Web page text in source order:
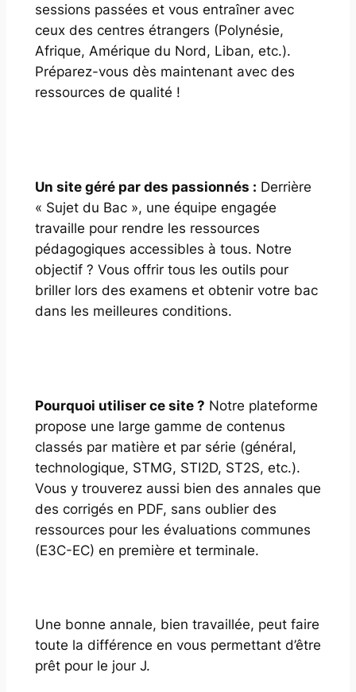
sessions passées et vous entraîner avec
ceux des centres étrangers (Polynésie,
Afrique, Amérique du Nord, Liban, etc.).
Préparez-vous dès maintenant avec des
ressources de qualité !
Un site géré par des passionnés : Derrière
« Sujet du Bac », une équipe engagée
travaille pour rendre les ressources
pédagogiques accessibles à tous. Notre
objectif ? Vous offrir tous les outils pour
briller lors des examens et obtenir votre bac
dans les meilleures conditions.
Pourquoi utiliser ce site ? Notre plateforme
propose une large gamme de contenus
classés par matière et par série (général,
technologique, STMG, STI2D, ST2S, etc.).
Vous y trouverez aussi bien des annales que
des corrigés en PDF, sans oublier des
ressources pour les évaluations communes
(E3C-EC) en première et terminale.
Une bonne annale, bien travaillée, peut faire
toute la différence en vous permettant d’être
prêt pour le jour J.